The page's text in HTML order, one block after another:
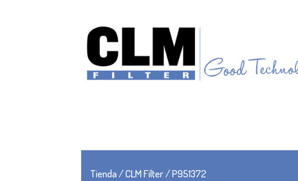
Tienda/CLM Filter/ P951372